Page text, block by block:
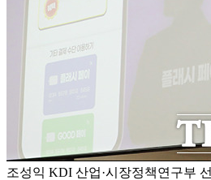
조성익 KDI 산업·시장정책연구부